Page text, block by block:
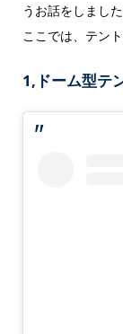
うお話をしました
ここでは、テン
1,ドーム型テ